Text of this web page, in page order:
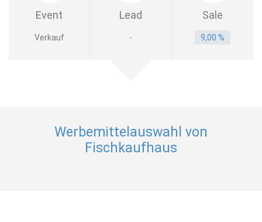
Event Lead Sale
Verkauf - 9,00 %
Werbemittelauswahl von
Fischkaufhaus